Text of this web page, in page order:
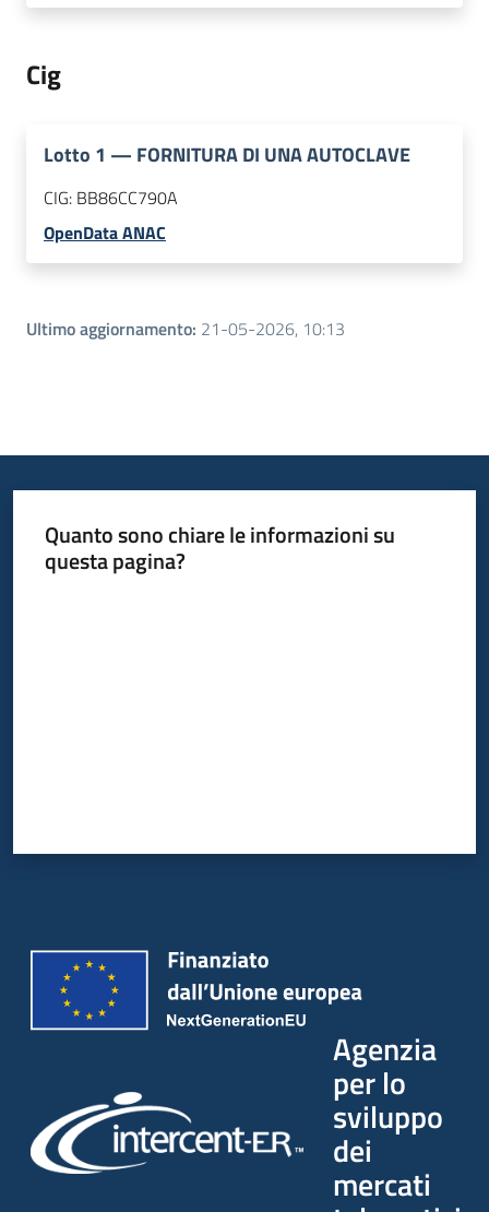
Cig
Lotto 1 — FORNITURA DI UNA AUTOCLAVE
CIG: BB86CC790A
OpenData ANAC
Ultimo aggiornamento: 21-05-2026, 10:13
Quanto sono chiare le informazioni su
questa pagina?
Agenzia
per lo
sviluppo
dei
mercati